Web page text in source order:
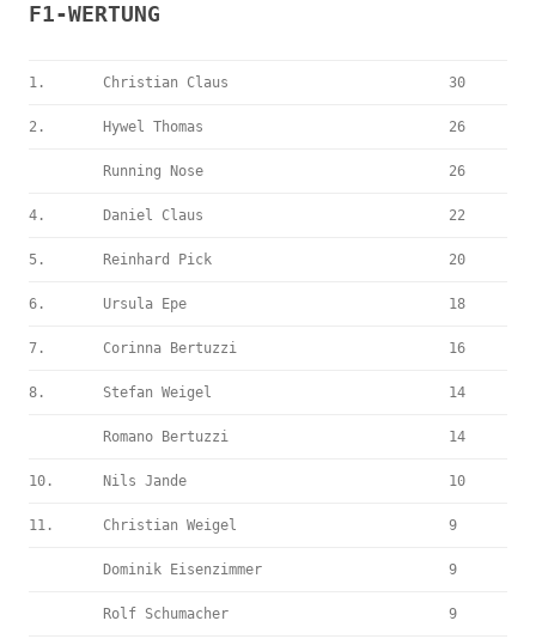
F1-WERTUNG
1. Christian Claus 30
2. Hywel Thomas 26
Running Nose 26
4. Daniel Claus 22
5. Reinhard Pick 20
6. Ursula Epe 18
7. Corinna Bertuzzi 16
8. Stefan Weigel 14
Romano Bertuzzi 14
10. Nils Jande 10
11. Christian Weigel 9
Dominik Eisenzimmer 9
Rolf Schumacher 9